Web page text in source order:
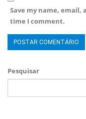
Save my name,
time I comment.
Pesquisar